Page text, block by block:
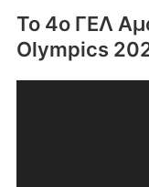
Το 4ο ΓΕΛ
Olympics